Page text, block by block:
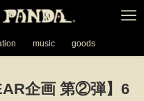
music goods
企画 第②弾】6